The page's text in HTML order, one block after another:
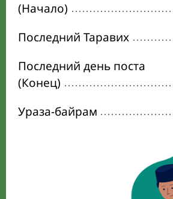
(Начало)
Последний Таравих
Последний день поста
(Конец)
Ураза-байрам